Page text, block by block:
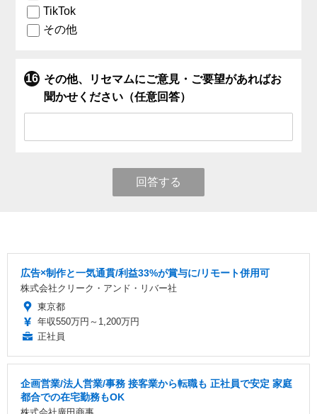
TikTok
その他
その他、リセマムにご意見・ご要望があればお
聞かせください（任意回答）
回答する
広告×制作と一気通貫/利益33%が賞与に/リモート併用可
株式会社クリーク・アンド・リバー社
東京都
年収550万円～1,200万円
正社員
企画営業/法人営業/事務 接客業から転職も 正社員で安定 家庭
都合での在宅勤務もOK